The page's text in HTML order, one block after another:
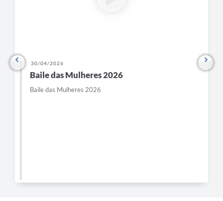
30/04/2026
Baile das Mulheres 2026
Baile das Mulheres 2026